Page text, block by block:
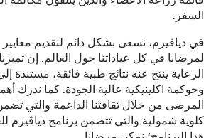
السفر.
في دياڤيرم، نسعى بشكل دائم لتقديم معايير
لمرضانا في كل عياداتنا حول العالم. إن
الرعاية ينتج عنه نتائج طبية فائقة، مستندة
وحوكمة اكلينيكية عالية الجودة. كما ندرك
المرضى من خلال ثقافتنا الداعمة والتي
كلوية شمولية والتي تتضمن برنامج دياڤيرم